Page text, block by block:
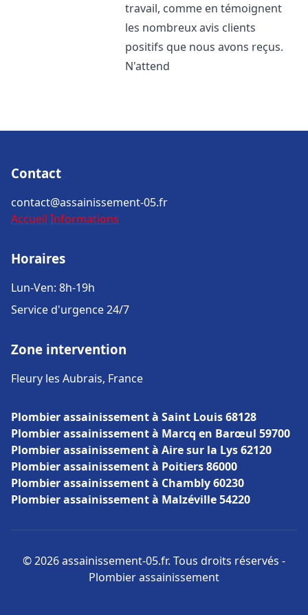
travail, comme en témoignent
les nombreux avis clients
positifs que nous avons reçus.
N'attend
Contact
contact@assainissement-05.fr
Accueil Informations
Horaires
Lun-Ven: 8h-19h
Service d'urgence 24/7
Zone intervention
Fleury les Aubrais, France
Plombier assainissement à Saint Louis 68128
Plombier assainissement à Marcq en Barœul 59700
Plombier assainissement à Aire sur la Lys 62120
Plombier assainissement à Poitiers 86000
Plombier assainissement à Chambly 60230
Plombier assainissement à Malzéville 54220
© 2026 assainissement-05.fr. Tous droits réservés -
Plombier assainissement